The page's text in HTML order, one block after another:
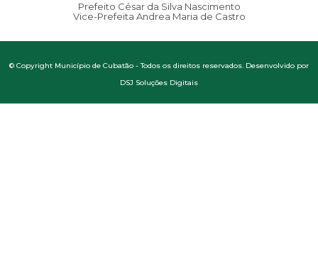
Prefeito César da Silva Nascimento
Vice-Prefeita Andrea Maria de Castro
© Copyright Município de Cubatão - Todos os direitos reservados. Desenvolvido por
DSJ Soluções Digitais